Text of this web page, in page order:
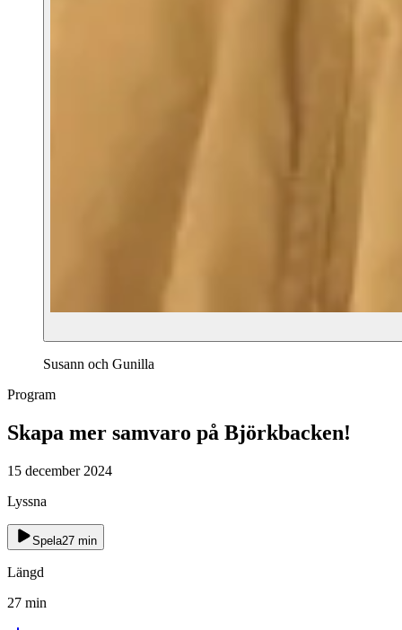
Susann och Gunilla
Program
Skapa mer samvaro på Björkbacken!
15 december 2024
Lyssna
Spela27 min
Längd
27 min